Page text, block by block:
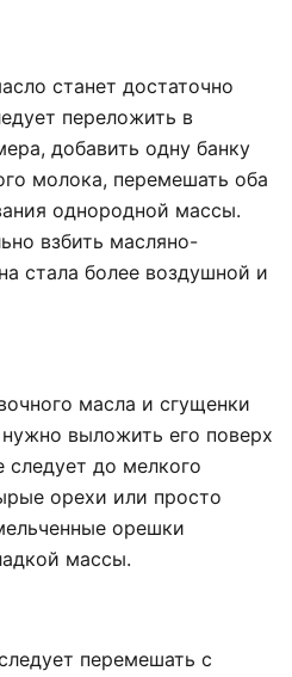
станет достаточно
переложить в
добавить одну банку
молока, перемешать оба
однородной массы.
взбить масляно-
стала более воздушной и
масла и сгущенки
выложить его поверх
следует до мелкого
орехи или просто
орешки
массы.
перемешать с